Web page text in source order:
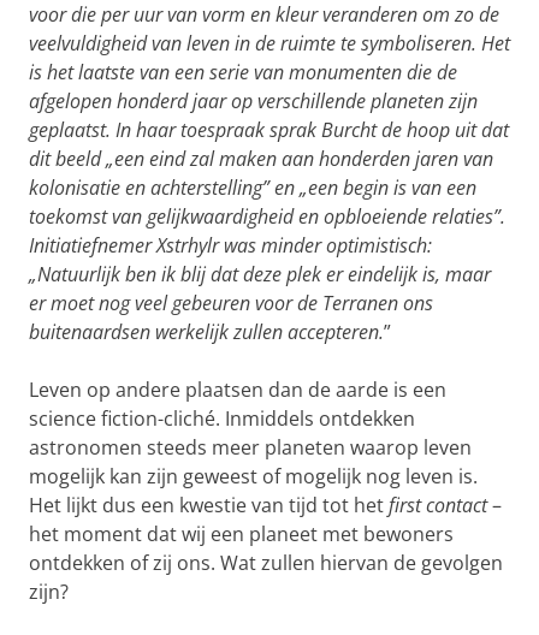
voor die per uur van vorm en kleur veranderen om zo de
veelvuldigheid van leven in de ruimte te symboliseren. Het
is het laatste van een serie van monumenten die de
afgelopen honderd jaar op verschillende planeten zijn
geplaatst. In haar toespraak sprak Burcht de hoop uit dat
dit beeld „een eind zal maken aan honderden jaren van
kolonisatie en achterstelling” en „een begin is van een
toekomst van gelijkwaardigheid en opbloeiende relaties”.
Initiatiefnemer Xstrhylr was minder optimistisch:
„Natuurlijk ben ik blij dat deze plek er eindelijk is, maar
er moet nog veel gebeuren voor de Terranen ons
buitenaardsen werkelijk zullen accepteren.”
Leven op andere plaatsen dan de aarde is een
science fiction-cliché. Inmiddels ontdekken
astronomen steeds meer planeten waarop leven
mogelijk kan zijn geweest of mogelijk nog leven is.
Het lijkt dus een kwestie van tijd tot hetfirst contact–
het moment dat wij een planeet met bewoners
ontdekken of zij ons. Wat zullen hiervan de gevolgen
zijn?